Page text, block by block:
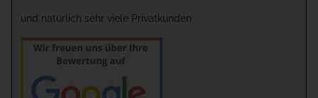
und natürlich sehr viele Privatkunden